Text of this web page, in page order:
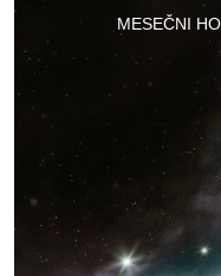
MESEČNI